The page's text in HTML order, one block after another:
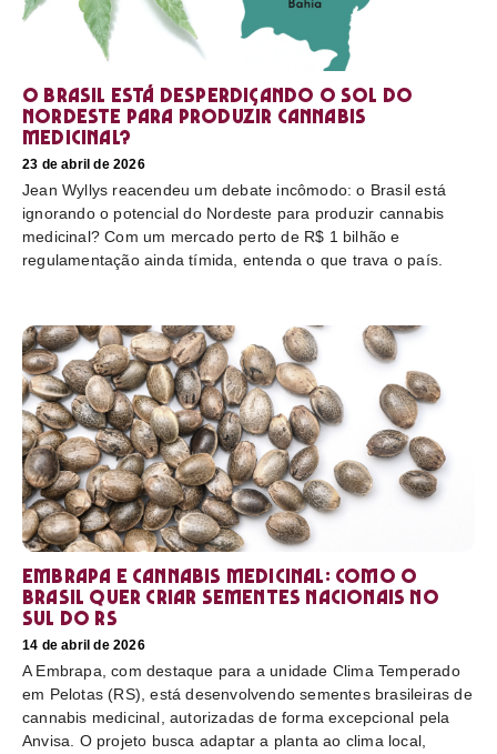
O Brasil está desperdiçando o sol do
nordeste para produzir cannabis
medicinal?
23 de abril de 2026
Jean Wyllys reacendeu um debate incômodo: o Brasil está
ignorando o potencial do Nordeste para produzir cannabis
medicinal? Com um mercado perto de R$ 1 bilhão e
regulamentação ainda tímida, entenda o que trava o país.
Embrapa e cannabis medicinal: como o
Brasil quer criar sementes nacionais no
sul do RS
14 de abril de 2026
A Embrapa, com destaque para a unidade Clima Temperado
em Pelotas (RS), está desenvolvendo sementes brasileiras de
cannabis medicinal, autorizadas de forma excepcional pela
Anvisa. O projeto busca adaptar a planta ao clima local,